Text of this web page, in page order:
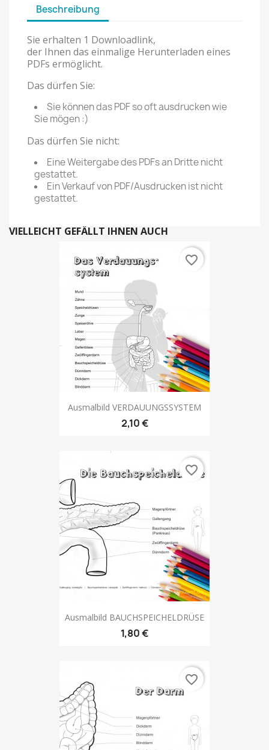
Beschreibung
Sie erhalten 1 Downloadlink,
der Ihnen das einmalige Herunterladen eines
PDFs ermöglicht.
Das dürfen Sie:
Sie können das PDF so oft ausdrucken wie
Sie mögen :)
Das dürfen Sie nicht:
Eine Weitergabe des PDFs an Dritte nicht
gestattet.
Ein Verkauf von PDF/Ausdrucken ist nicht
gestattet.
VIELLEICHT GEFÄLLT IHNEN AUCH
Ausmalbild VERDAUUNGSSYSTEM
2,10 €
favorite_border
Ausmalbild BAUCHSPEICHELDRÜSE
1,80 €
favorite_border
favorite_border